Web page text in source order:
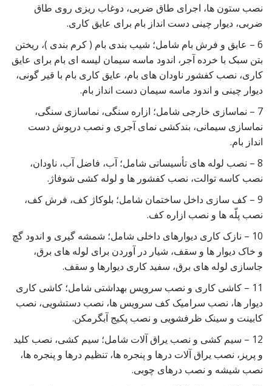
نصب ستون ها، اجرای طاق ضربی، دوغاب ریزی روی طاق
ضربی، دیوار چینی دست انداز بام برای عایق کاری.
6 – عایق و فرش بام شامل؛ شیب بندی بام ( کرم بندی )، ریختن
بتن سبک با خرده آجر، اندود ماسه سیمان لیسه ای بام برای عایق
کاری، نصب کفشور ناودان های بام، عایق کاری بام با قیر گونی،
دیوار چینی و اندود ماسه سیمان دست انداز بام.
7 – نماسازی خارجی شامل؛ ازاره سنگی، نماسازی سنگی،
نماسازی سیمانی، بندکشی نمای آجری و نصب درپوش دست
انداز بام.
8 – نصب لوله های تأسیساتی شامل؛ آب، فاضل آب، ناودان،
نصب کاسه توالت، نصب کفشور ها و لوله کشی شوفاژ.
9 – کف سازی داخل ساختمان شامل؛ بلوکاژ کف، فرش کف،
نصب پلّه ها و نصب ازاره کف.
10 – نازک کاری دیوارهای داخلی شامل؛ شمشه گیری و اندود گچ
و خاک دیوار ها و سقف، شیار در آوردن برای لوله های برق،
جاسازی لوله های برق، سفید کاری دیوارها و سقف.
11 – کاشی کاری و نصب سرویس بهداشتی شامل؛ کاشی کاری
دیوار ها، نصب سرامیک کف سرویس ها، نصب دستشویی، نصب
کابینت و سینک ظرفشویی و نصب پکیج آبگرمکن.
12 – سیم کشی و نصب یراق آلات شامل؛ سیم کشی، نصب کلید
و پریز، نصب یراق آلات درها و پنجره ها، تنظیم درها و پنجره ها،
نصب شیشه و نصب درهای چوبی.